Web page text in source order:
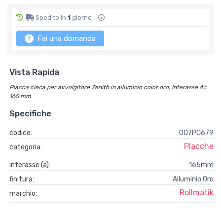
Spedito in 1 giorno
Fai una domanda
Vista Rapida
Placca cieca per avvolgitore Zenith in alluminio color oro, Interasse A=
165 mm
Specifiche
codice:
007PC679
categoria:
Placche
interasse (a):
165mm
finitura:
Alluminio Oro
marchio:
Rollmatik